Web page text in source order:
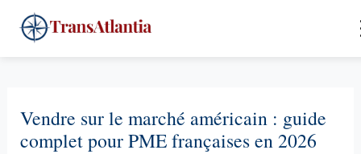
au
contenu
Vendre sur le marché américain : guide
complet pour PME françaises en 2026